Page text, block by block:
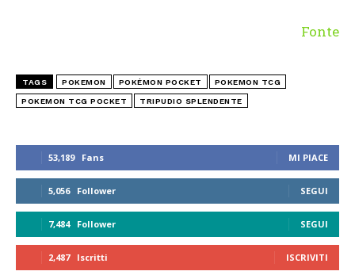
53,189 Fans MI PIACE
5,056 Follower SEGUI
7,484 Follower SEGUI
2,487 Iscritti ISCRIVITI
Fonte
TAGS POKEMON POKÉMON POCKET POKEMON TCG
POKEMON TCG POCKET TRIPUDIO SPLENDENTE